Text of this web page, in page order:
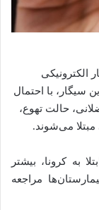
کووید ۱۹ که از سیگار الکترونیکی
سیگار، با احتمال
حالت تهوع،
مبتلا می‌شوند.
به کرونا، بیشتر
مراجعه